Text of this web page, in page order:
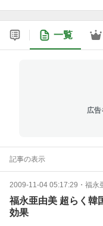
一覧
広
記事の表示
2009-11-04 05:17:29 ・ 福永
福永亜由美 超らく韓
効果